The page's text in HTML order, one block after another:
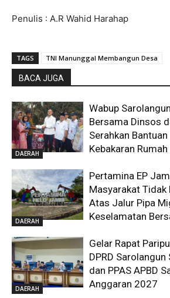
Penulis : A.R Wahid Harahap
TAGS TNI Manunggal Membangun Desa
BACA JUGA
DAERAH
Wabup
Bersama Dinsos
Serahkan
Kebakaran
DAERAH
Pertamina EP
Masyarakat
Atas Jalur Pipa
Keselamatan
DAERAH
Gelar Rapat
DPRD Sarolangun
dan PPAS APBD
Anggaran 2027